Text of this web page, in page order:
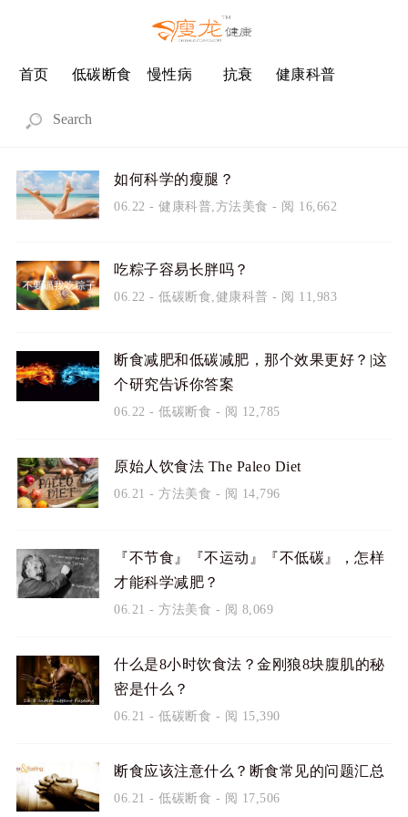
首页 低碳断食 慢性病 抗衰 健康科普
如何科学的瘦腿？
06.22-健康科普 方法美食 - 阅 16,662
吃粽子容易长胖吗？
06.22-低碳断食,健康科普 - 阅 11,983
断食减肥和低碳减肥，那个效果更好？|这
个研究告诉你答案
06.22-低碳断食 - 阅 12,785
原始人饮食法 The Paleo Diet
06.21-方法美食 - 阅 14,796
『不节食』『不运动』『不低碳』，怎样
才能科学减肥？
06.21-方法美食 - 阅 8,069
什么是8小时饮食法？金刚狼8块腹肌的秘
密是什么？
06.21-低碳断食 - 阅 15,390
断食应该注意什么？断食常见的问题汇总
06.21-低碳断食 - 阅 17,506